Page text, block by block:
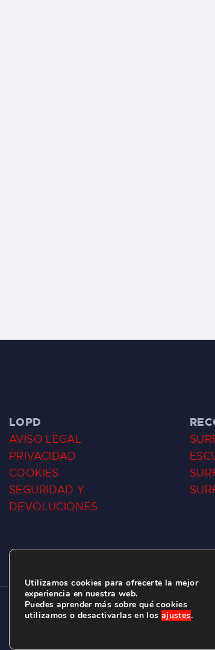
LOPD
AVISO LEGAL
PRIVACIDAD
COOKIES
SEGURIDAD Y
DEVOLUCIONES
CLUB DE SURF LAS DUNAS ©2026.
C/ BERNARDO ÁLVAREZ GALAN 1, SALINAS
Utilizamos cookies para ofrecerte la mejor
experiencia en nuestra web.
Puedes aprender más sobre qué cookies
utilizamos o desactivarlas en los ajustes.